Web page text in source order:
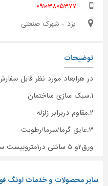
۰۹۱۰۳۸۰۵۳۷۷
یزد - شهرک صنعتی
توضیحات
در هرابعاد مورد نظر قابل
۱.سبک سازی ساختمان
۲.مقاوم دربرابر زلزله
۳. عایق گرما/سرما/رطوبت
ورق۲و ۵ سانتی در۱متروبیست سانتی
سایر محصولات و خدمات اونگ